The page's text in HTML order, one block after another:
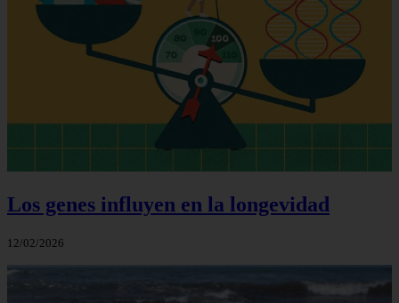
Los genes influyen en la longevidad
12/02/2026